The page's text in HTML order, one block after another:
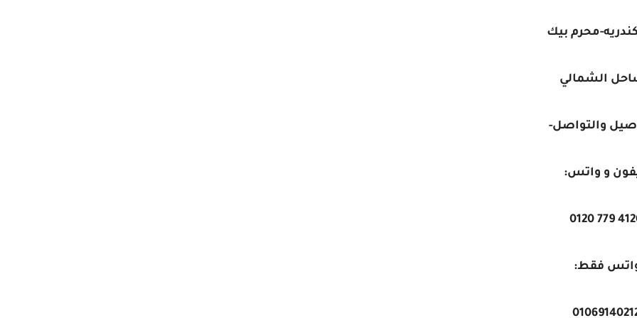
محرم بيك
الشمالي
والتواصل-
و واتس:
فقط: